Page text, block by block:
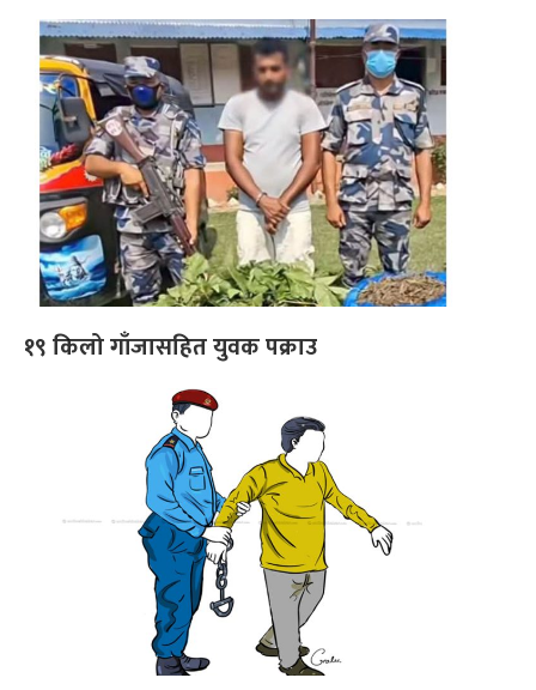
१९ किलो गाँजासहित युवक पक्राउ